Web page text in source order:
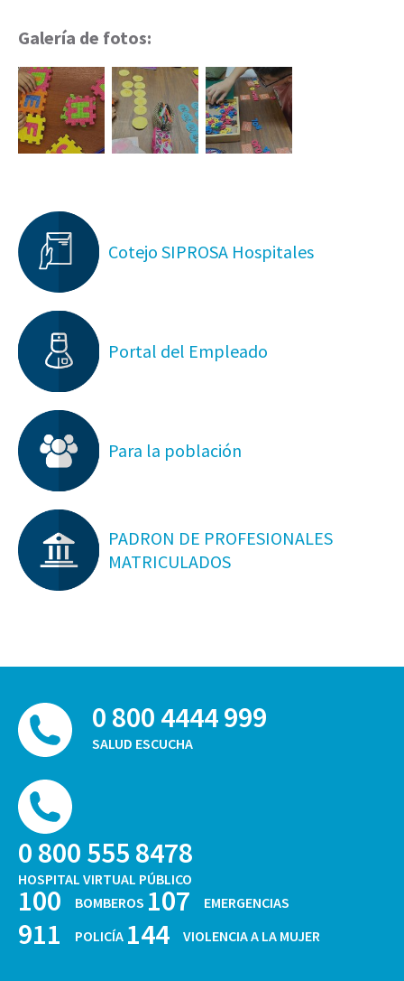
Galería de fotos:
Cotejo SIPROSA Hospitales
Portal del Empleado
Para la población
PADRON DE PROFESIONALES
MATRICULADOS
0 800 4444 999
SALUD ESCUCHA
0 800 555 8478
HOSPITAL VIRTUAL PÚBLICO
100 BOMBEROS 107 EMERGENCIAS
911 POLICÍA 144 VIOLENCIA A LA MUJER